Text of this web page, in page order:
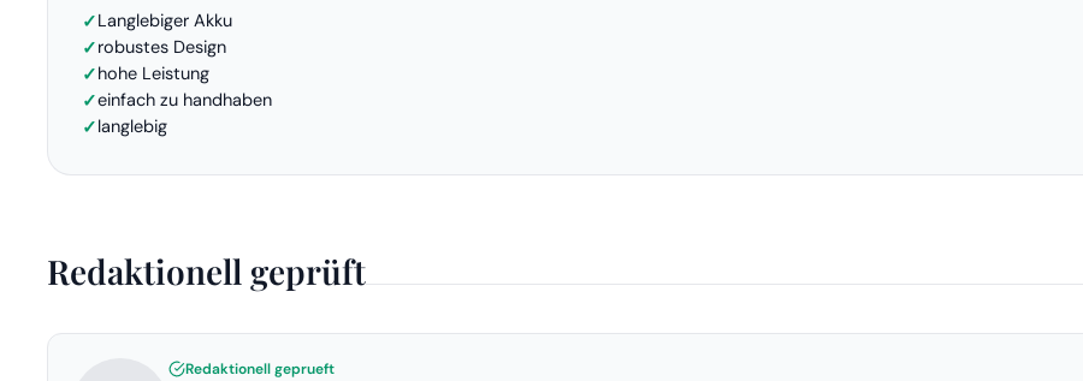
Langlebiger Akku
robustes Design
hohe Leistung
einfach zu handhaben
langlebig
Redaktionell geprüft
Redaktionell geprueft